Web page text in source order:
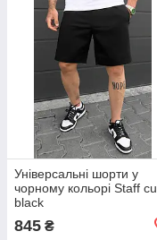
Універсальні шорти у
чорному кольорі Staff cu
black
845 ₴